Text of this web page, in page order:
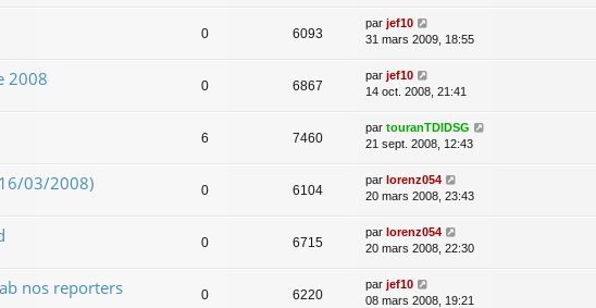
0 6093
par jef10
31 mars 2009, 18:55
2008 0 6867
par jef10
14 oct. 2008, 21:41
6 7460
par touranTDIDSG
21 sept. 2008, 12:43
03/2008) 0 6104
par lorenz054
20 mars 2008, 23:43
0 6715
par lorenz054
20 mars 2008, 22:30
nos reporters 0 6220
par jef10
08 mars 2008, 19:21